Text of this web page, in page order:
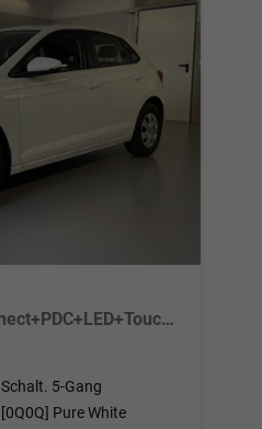
1.0 MPI Sitzheizung+AppConnect+PDC+LED+Touch+Lichtsensor+MultiLenkrad
Schalt. 5-Gang
[0Q0Q] Pure White